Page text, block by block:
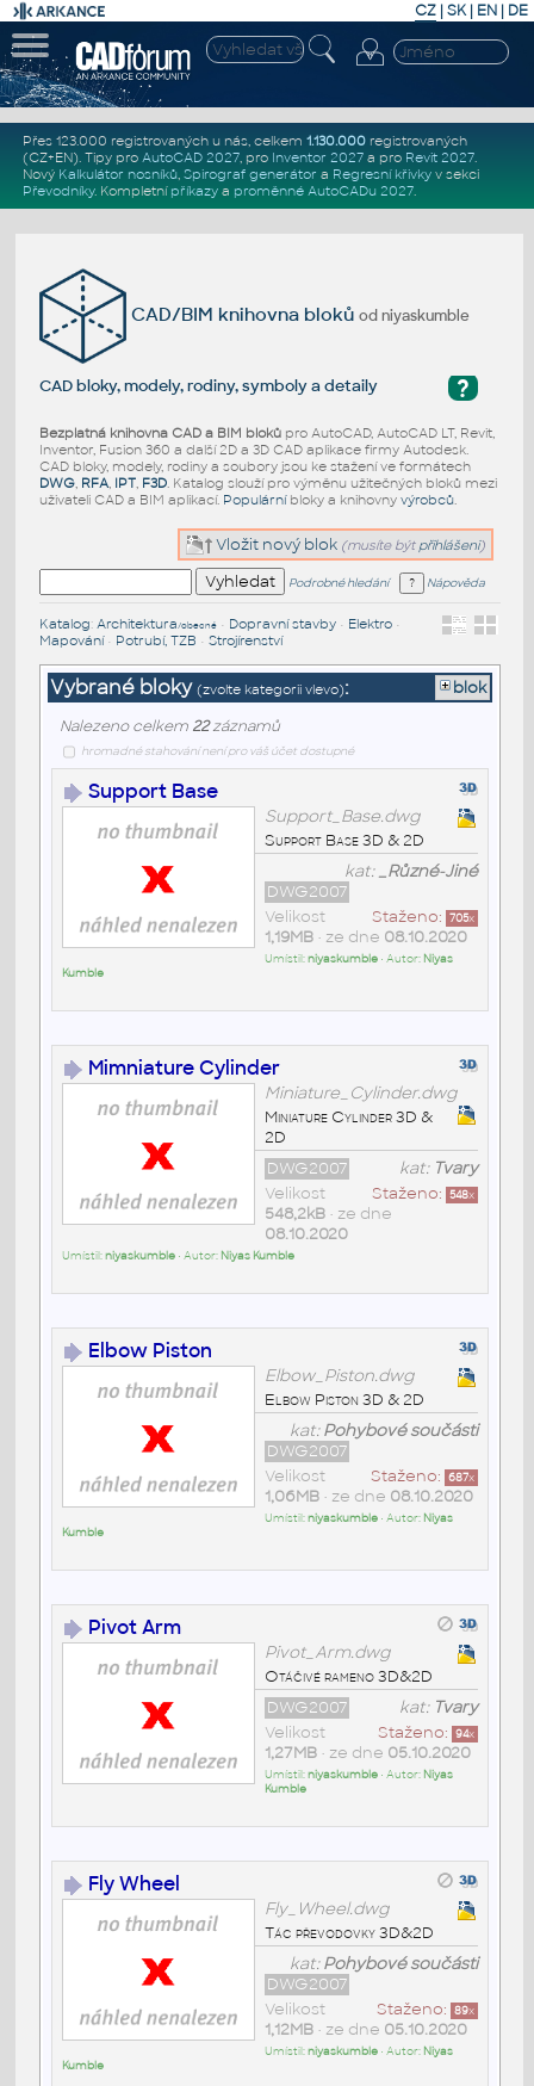
CZ | SK| EN | DE
Přes 123.000 registrovaných u nás, celkem 1.130.000registrovaných
(CZ+EN). Tipy pro AutoCAD 2027, pro Inventor 2027a pro Revit 2027.
Nový Kalkulátor nosníků, Spirograf generátor a Regresní křivkyv sekci
Převodníky. Kompletní příkazya proměnné AutoCADu 2027.
CAD/BIM knihovna blokůod niyaskumble
?
CAD bloky, modely, rodiny, symboly a detaily
Bezplatná knihovna CAD a BIM blokůpro AutoCAD, AutoCAD LT, Revit,
Inventor, Fusion 360 a další 2D a 3D CAD aplikace firmy Autodesk.
CAD bloky, modely, rodiny a soubory jsou ke stažení ve formátech
DWG, RFA, IPT, F3D. Katalog slouží pro výměnu užitečných bloků mezi
uživateli CAD a BIM aplikací. Populárníbloky a knihovny výrobců.
Vložit nový blok (musíte být přihlášeni)
Podrobné hledání Nápověda
Katalog: Architektura/obecné• Dopravní stavby• Elektro•
Mapování• Potrubí, TZB • Strojírenství
Vybrané bloky (zvolte kategorii vlevo): blok
Nalezeno celkem 22záznamů
hromadné stahování není pro váš účet dostupné
Support Base
Support_Base.dwg
Support Base 3D & 2D
kat:_Různé-Jiné
DWG2007
Staženo: 705x
Velikost
1,19MB• ze dne 08.10.2020
Umístil:niyaskumble• Autor: Niyas
Kumble
Mimniature Cylinder
Miniature_Cylinder.dwg
Miniature Cylinder 3D &
2D
kat: Tvary
DWG2007
Staženo: 548x
Velikost
548,2kB• ze dne
08.10.2020
Umístil:niyaskumble• Autor: Niyas Kumble
Elbow Piston
Elbow_Piston.dwg
Elbow Piston 3D & 2D
kat:Pohybové součásti
DWG2007
Staženo: 687x
Velikost
1,06MB• ze dne 08.10.2020
Umístil:niyaskumble• Autor: Niyas
Kumble
Pivot Arm
Pivot_Arm.dwg
Otáčivé rameno 3D&2D
kat: Tvary
DWG2007
Staženo: 94x
Velikost
1,27MB• ze dne 05.10.2020
Umístil:niyaskumble• Autor: Niyas
Kumble
Fly Wheel
Fly_Wheel.dwg
Tác převodovky 3D&2D
kat:Pohybové součásti
DWG2007
Staženo: 89x
Velikost
1,12MB• ze dne 05.10.2020
Umístil:niyaskumble• Autor: Niyas
Kumble